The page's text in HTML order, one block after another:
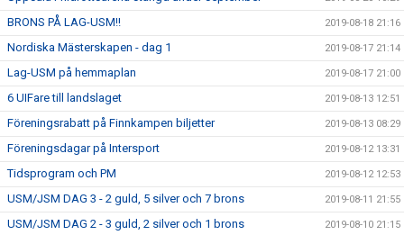
BRONS PÅ LAG-USM!! 2019-08-18 21:16
Nordiska Mästerskapen - dag 1 2019-08-17 21:14
Lag-USM på hemmaplan 2019-08-17 21:00
6 UIFare till landslaget 2019-08-13 12:51
Föreningsrabatt på Finnkampen biljetter 2019-08-13 08:29
Föreningsdagar på Intersport 2019-08-12 13:31
Tidsprogram och PM 2019-08-12 12:53
USM/JSM DAG 3 - 2 guld, 5 silver och 7 brons 2019-08-11 21:55
USM/JSM DAG 2 - 3 guld, 2 silver och 1 brons 2019-08-10 21:15